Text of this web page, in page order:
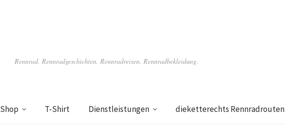
Rennrad. Rennradgeschichten. Rennradreisen. Rennradbekleidung.
Shop T-Shirt Dienstleistungen dieketterechts Rennradrouten